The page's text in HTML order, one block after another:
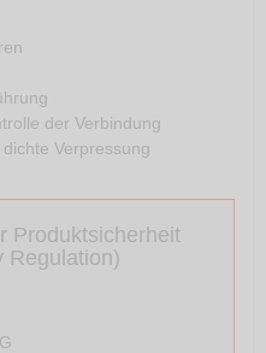
der Verbindung
Verpressung
Produktsicherheit
Regulation)